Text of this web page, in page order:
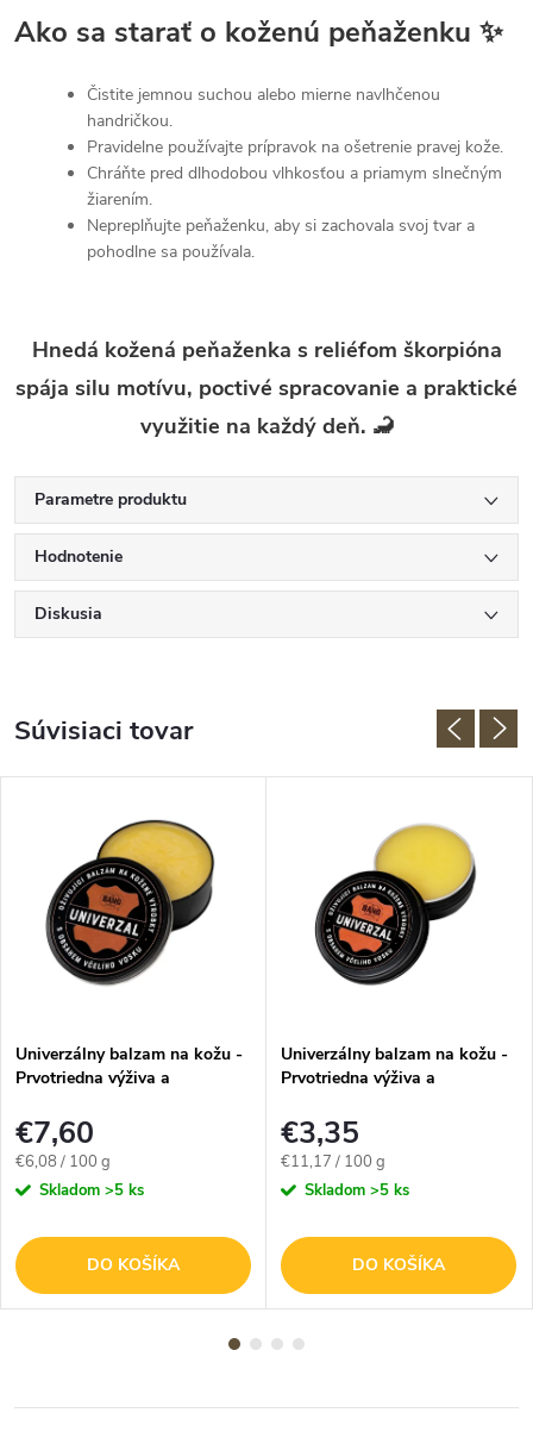
Ako sa starať o koženú peňaženku ✨
Čistite jemnou suchou alebo mierne navlhčenou
handričkou.
Pravidelne používajte prípravok na ošetrenie pravej kože.
Chráňte pred dlhodobou vlhkosťou a priamym slnečným
žiarením.
Nepreplňujte peňaženku, aby si zachovala svoj tvar a
pohodlne sa používala.
Hnedá kožená peňaženka s reliéfom škorpióna
spája silu motívu, poctivé spracovanie a praktické
využitie na každý deň. 🦂
Parametre produktu
Hodnotenie
Diskusia
Súvisiaci tovar
Univerzálny balzam na kožu -
Prvotriedna výživa a
€7,60
Jednotková
cena:
€6,08 / 100 g
Skladom >5 ks
DO KOŠÍKA
Univerzálny balzam na kožu -
Prvotriedna výživa a
€3,35
Jednotková
cena:
€11,17 / 100 g
Skladom >5 ks
DO KOŠÍKA